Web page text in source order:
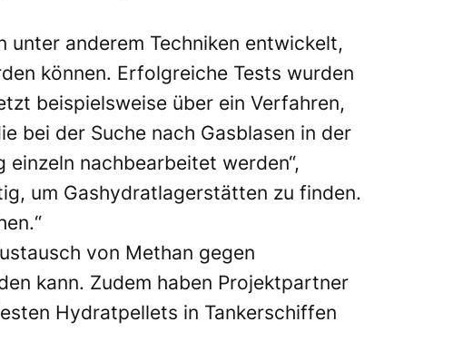
unter anderem Techniken entwickelt,
können. Erfolgreiche Tests wurden
beispielsweise über ein Verfahren,
bei der Suche nach Gasblasen in der
nachbearbeitet werden“,
um Gashydratlagerstätten zu finden.
von Methan gegen
kann. Zudem haben Projektpartner
Hydratpellets in Tankerschiffen